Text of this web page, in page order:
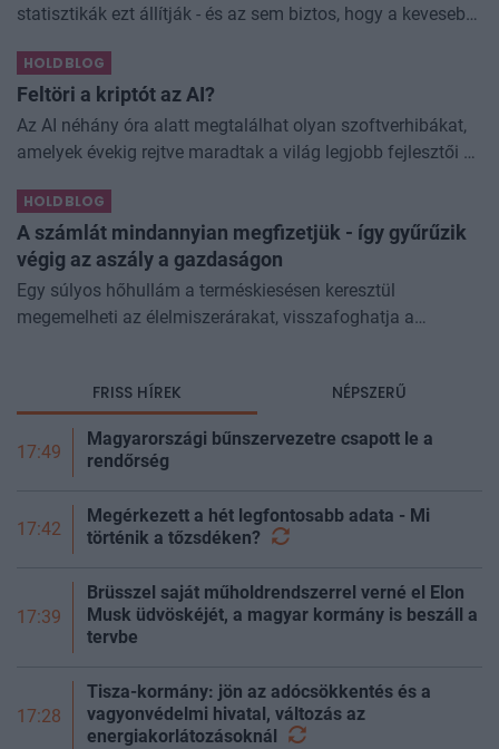
statisztikák ezt állítják - és az sem biztos, hogy a kevesebb
Kevesebb alkoholt iszunk
HOLDBLOG
Feltöri a kriptót az AI?
Az AI néhány óra alatt megtalálhat olyan szoftverhibákat,
amelyek évekig rejtve maradtak a világ legjobb fejlesztői és
különösen nagy...
HOLDBLOG
A számlát mindannyian megfizetjük - így gyűrűzik
végig az aszály a gazdaságon
Egy súlyos hőhullám a terméskiesésen keresztül
megemelheti az élelmiszerárakat, visszafoghatja a
FRISS HÍREK NÉPSZERŰ
17:49
Magyarországi bűnszervezetre csapott le a
rendőrség
17:42
Megérkezett a hét legfontosabb adata - Mi
történik a tőzsdéken?
17:39
Brüsszel saját műholdrendszerrel verné el Elon
Musk üdvöskéjét, a magyar kormány is beszáll a
tervbe
17:28
Tisza-kormány: jön az adócsökkentés és a
vagyonvédelmi hivatal, változás az
energiakorlátozásoknál